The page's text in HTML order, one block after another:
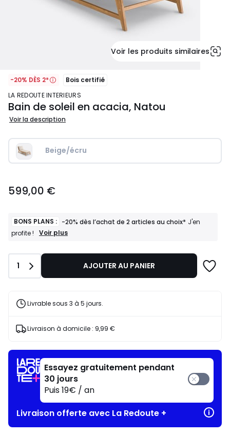
Voir les produits similaires
-20% DÈS 2*
Bois certifié
LA REDOUTE INTERIEURS
Bain de soleil en acacia, Natou
Voir la description
Beige/écru
€.
599,00 €
BONS PLANS : -20% dès l’achat de 2 articles au choix* J'en
profite !
BONS
-20%
l’achat
articles
J'en
Voir plus
Quantité
1 AJOUTER AU PANIER
Livrable sous 3 à 5 jours.
Livraison à domicile : 9,99 €
Essayez gratuitement pendant
30 jours
Puis 19€ / an
Livraison offerte avec La Redoute +